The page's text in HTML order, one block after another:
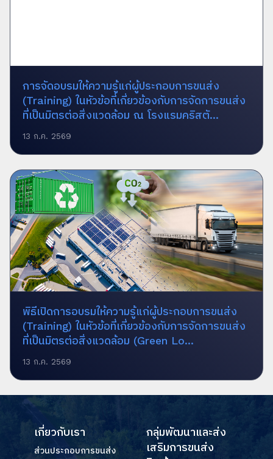
การจัดอบรมให้ความรู้แก่ผู้ประกอบการขนส่ง
(Training) ในหัวข้อที่เกี่ยวข้องกับการจัดการขนส่ง
ที่เป็นมิตรต่อสิ่งแวดล้อม ณ โรงแรมคริสตั...
13 ก.ค. 2569
พิธีเปิดการอบรมให้ความรู้แก่ผู้ประกอบการขนส่ง
(Training) ในหัวข้อที่เกี่ยวข้องกับการจัดการขนส่ง
ที่เป็นมิตรต่อสิ่งแวดล้อม (Green Lo...
13 ก.ค. 2569
เกี่ยวกับเรา
ส่วนประกอบการขนส่ง
กลุ่มพัฒนาและส่ง
เสริมการขนส่ง